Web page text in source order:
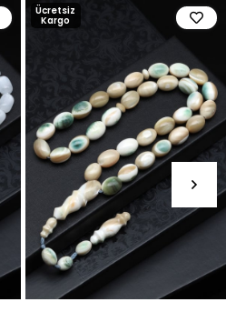
Ücretsiz
Kargo